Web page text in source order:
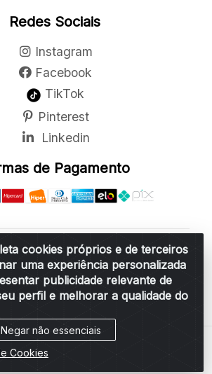
cookies próprios e de terceiros
uma experiência personalizada
publicidade relevante de
perfil e melhorar a qualidade do
Negar não essenciais
Cookies
Redes Sociais
Instagram
Facebook
TikTok
Pinterest
Linkedin
de Pagamento
e Acessórios LTDA - R: Rua
Leopoldino Alves, 876 - Santa
SP - CEP 13.456-166 - CNPJ
06.314.073/0001-34